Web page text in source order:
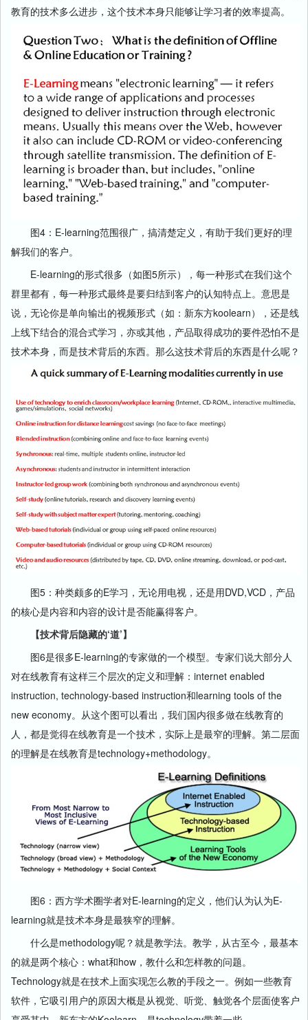
教育的技术多么进步，这个技术本身只能够让学习者的效率提高。
图4：E-learning范围很广，搞清楚定义，有助于我们更好的理
解我们的客户。
E-learning的形式很多（如图5所示），每一种形式在我们这个
群里都有，每一种形式最终是要归结到客户的认知特点上。意思是
说，无论你是单向输出的视频形式（如：新东方koolearn），还是线
上线下结合的混合式学习，亦或其他，产品取得成功的要件恐怕不是
技术本身，而是技术背后的东西。那么这技术背后的东西是什么呢？
图5：种类颇多的E学习，无论用电视，还是用DVD,VCD，产品
的核心是内容和内容的设计是否能赢得客户。
【技术背后隐藏的‘道’】
图6是很多E-learning的专家做的一个模型。专家们说大部分人
对在线教育有这样三个层次的定义和理解：internet enabled
instruction, technology-based instruction和learning tools of the
new economy。从这个图可以看出，我们国内很多做在线教育的
人，都是觉得在线教育是一个技术，实际上是最窄的理解。第二层面
的理解是在线教育是technology+methodology。
图6：西方学术圈学者对E-learning的定义，他们认为认为E-
learning就是技术本身是最狭窄的理解。
什么是methodology呢？就是教学法。教学，从古至今，最基本
的就是两个核心：what和how，教什么和怎样教的问题。
Technology就是在技术上面实现怎么教的手段之一。例如一些教育
软件，它吸引用户的原因大概是从视觉、听觉、触觉各个层面使客户